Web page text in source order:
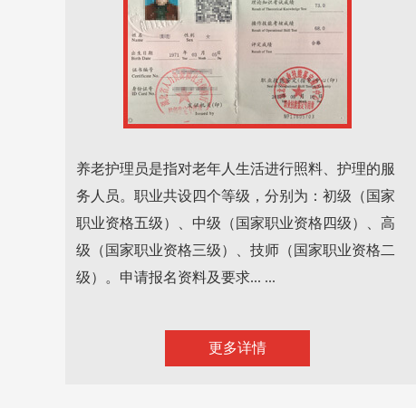
养老护理员是指对老年人生活进行照料、护理的服
务人员。职业共设四个等级，分别为：初级（国家
职业资格五级）、中级（国家职业资格四级）、高
级（国家职业资格三级）、技师（国家职业资格二
级）。申请报名资料及要求... ...
更多详情